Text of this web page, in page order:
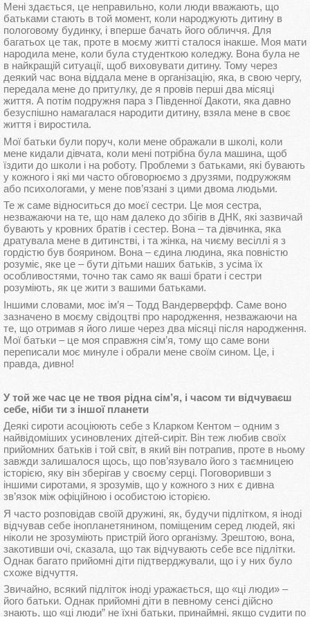
Мені здається, це неправильно, коли люди вважають, що
батьками стають в той момент, коли народжують дитину в
пологовому будинку, і вперше бачать його обличчя. Для
багатьох це так, проте в моєму житті сталося інакше. Моя мати
народила мене, коли була студенткою коледжу. Вона була не
в найкращій ситуації, щоб виховувати дитину. Тому через
деякий час вона віддала мене в організацію, яка, в свою чергу,
передала мене до притулку, де я провів перші два місяці
життя. А потім подружня пара з Південної Дакоти, яка давно
безуспішно намагалася народити дитину, взяла мене в своє
життя і виростила.
Мої батьки були поруч, коли мене ображали в школі, коли
мене кидали дівчата, коли мені потрібна була машина, щоб
їздити до школи і на роботу. Проблеми з батьками, які бувають
у кожного і які ми часто обговорюємо з друзями, подружжям
або психологами, у мене пов’язані з цими двома людьми.
Те ж саме відноситься до моєї сестри. Це моя сестра,
незважаючи на те, що нам далеко до збігів в ДНК, які зазвичай
бувають у кровних братів і сестер. Вона – та дівчинка, яка
дратувала мене в дитинстві, і та жінка, на чиєму весіллі я з
гордістю був боярином. Вона – єдина людина, яка повністю
розуміє, яке це – бути дітьми наших батьків, з усіма їх
особливостями, точно так само як ваші брати і сестри
розуміють, як це жити з вашими батьками.
Іншими словами, моє ім’я – Тодд Вандерверфф. Саме воно
зазначено в моєму свідоцтві про народження, незважаючи на
те, що отримав я його лише через два місяці після народження.
Мої батьки – це моя справжня сім’я, тому що саме вони
переписали моє минуле і обрали мене своїм сином. Це, і
правда, дивно!
У той же час це не твоя рідна сім’я, і часом ти відчуваєш
себе, ніби ти з іншої планети
Деякі сироти асоціюють себе з Кларком Кентом – одним з
найвідоміших усиновлених дітей-сиріт. Він теж любив своїх
прийомних батьків і той світ, в який він потрапив, проте в ньому
завжди залишалося щось, що пов’язувало його з таємницею
історією, яку він зберігав у своєму серці. Поговоривши з
іншими сиротами, я зрозумів, що у кожного з них є дивна
зв’язок між офіційною і особистою історією.
Я часто розповідав своїй дружині, як, будучи підлітком, я іноді
відчував себе інопланетянином, поміщеним серед людей, які
ніколи не зрозуміють пристрій його організму. Зрештою, вона,
закотивши очі, сказала, що так відчувають себе все підлітки.
Однак багато прийомні діти підтверджували, що і у них було
схоже відчуття.
Звичайно, всякий підліток іноді уражається, що «ці люди» –
його батьки. Однак прийомні діти в певному сенсі дійсно
знають, що «ці люди” не їхні батьки, принаймні, якщо судити по